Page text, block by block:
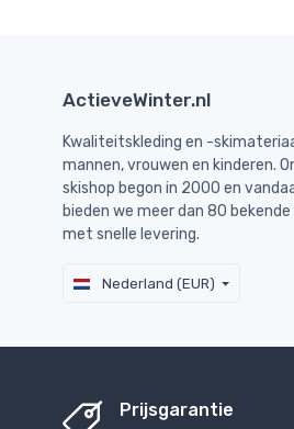
ActieveWinter.nl
Kwaliteitskleding en -
mannen, vrouwen en kinderen.
skishop begon in 2000 en
bieden we meer dan 80
met snelle levering.
Nederland (EUR)
Prijsgarantie